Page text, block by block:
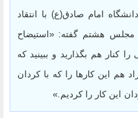
امام صادق(ع) با انتقاد
مجلس هشتم گفته: «استیضاح
کنار هم بگذارید و ببینید که
هم این کارها را که با کردان
این کار را کردیم.»